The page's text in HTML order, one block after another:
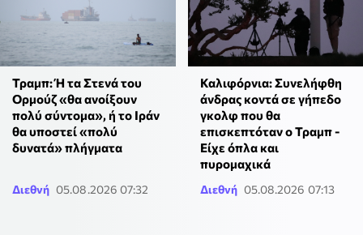
Τραμπ: Ή τα Στενά του
Ορμούζ «θα ανοίξουν
πολύ σύντομα», ή το Ιράν
θα υποστεί «πολύ
δυνατά» πλήγματα
Διεθνή 05.08.2026 07:32
Καλιφόρνια: Συνελήφθη
άνδρας κοντά σε γήπεδο
γκολφ που θα
επισκεπτόταν ο Τραμπ -
Είχε όπλα και
πυρομαχικά
Διεθνή 05.08.2026 07:13